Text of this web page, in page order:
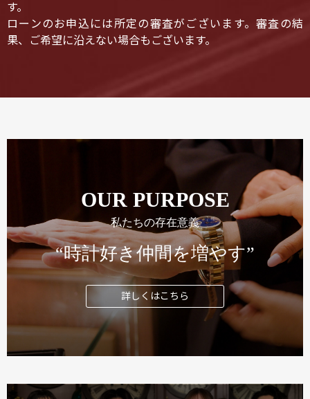
す。
ローンのお申込には所定の審査がございます。審査の結
果、ご希望に沿えない場合もございます。
OUR PURPOSE
私たちの存在意義
“時計好き仲間を増やす”
詳しくはこちら